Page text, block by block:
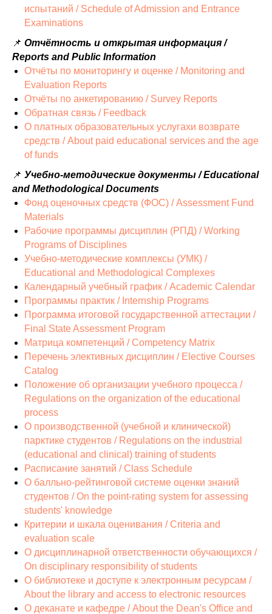
испытаний / Schedule of Admission and Entrance
Examinations
📌 Отчётность и открытая информация /
Reports and Public Information
Отчёты по мониторингу и оценке / Monitoring and
Evaluation Reports
Отчёты по анкетированию / Survey Reports
Обратная связь / Feedback
О платных образовательных услугахи возврате
средств / About paid educational services and the age
of funds
📌 Учебно-методические документы / Educational
and Methodological Documents
Фонд оценочных средств (ФОС) / Assessment Fund
Materials
Рабочие программы дисциплин (РПД) / Working
Programs of Disciplines
Учебно-методические комплексы (УМК) /
Educational and Methodological Complexes
Календарный учебный график / Academic Calendar
Программы практик / Internship Programs
Программа итоговой государственной аттестации /
Final State Assessment Program
Матрица компетенций / Competency Matrix
Перечень элективных дисциплин / Elective Courses
Catalog
Положение об организации учебного процесса /
Regulations on the organization of the educational
process
О производственной (учебной и клинической)
парктике студентов / Regulations on the industrial
(educational and clinical) training of students
Расписание занятий / Class Schedule
О балльно-рейтинговой системе оценки знаний
студентов / On the point-rating system for assessing
students' knowledge
Критерии и шкала оценивания / Criteria and
evaluation scale
О дисциплинарной ответственности обучающихся /
On disciplinary responsibility of students
О библиотеке и доступе к электронным ресурсам /
About the library and access to electronic resources
О деканате и кафедре / About the Dean's Office and